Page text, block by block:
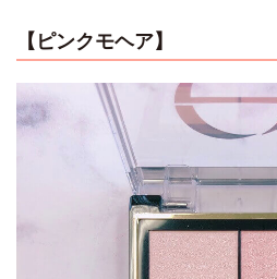
【ピンクモヘア】